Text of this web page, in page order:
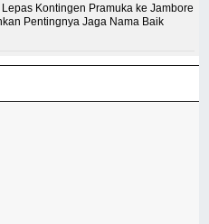
Kontingen Pramuka ke Jambore
Pentingnya Jaga Nama Baik